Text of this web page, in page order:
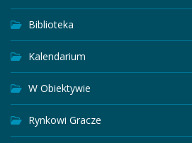
Biblioteka
Kalendarium
W Obiektywie
Rynkowi Gracze